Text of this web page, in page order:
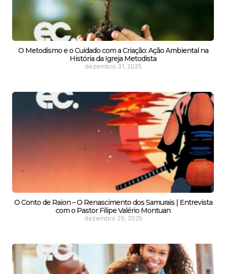
O Metodismo e o Cuidado com a Criação: Ação Ambiental na
História da Igreja Metodista
dezembro 31, 2025
O Conto de Raion – O Renascimento dos Samurais | Entrevista
com o Pastor Filipe Valério Montuan
dezembro 29, 2025